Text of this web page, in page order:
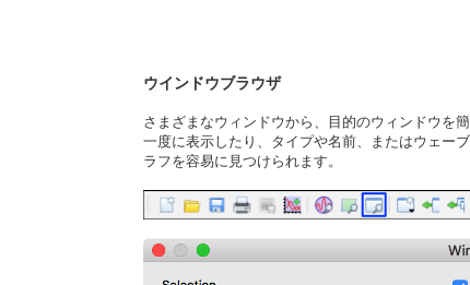
ウインドウブラウザ
さまざまなウィンドウから、目的のウィンドウを
一度に表示したり、タイプや名前、またはウェー
ラフを容易に見つけられます。